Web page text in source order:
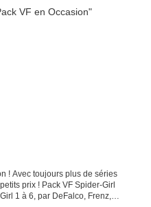
! Avec toujours plus de séries
prix ! Pack VF Spider-Girl
1 à 6, par DeFalco, Frenz,